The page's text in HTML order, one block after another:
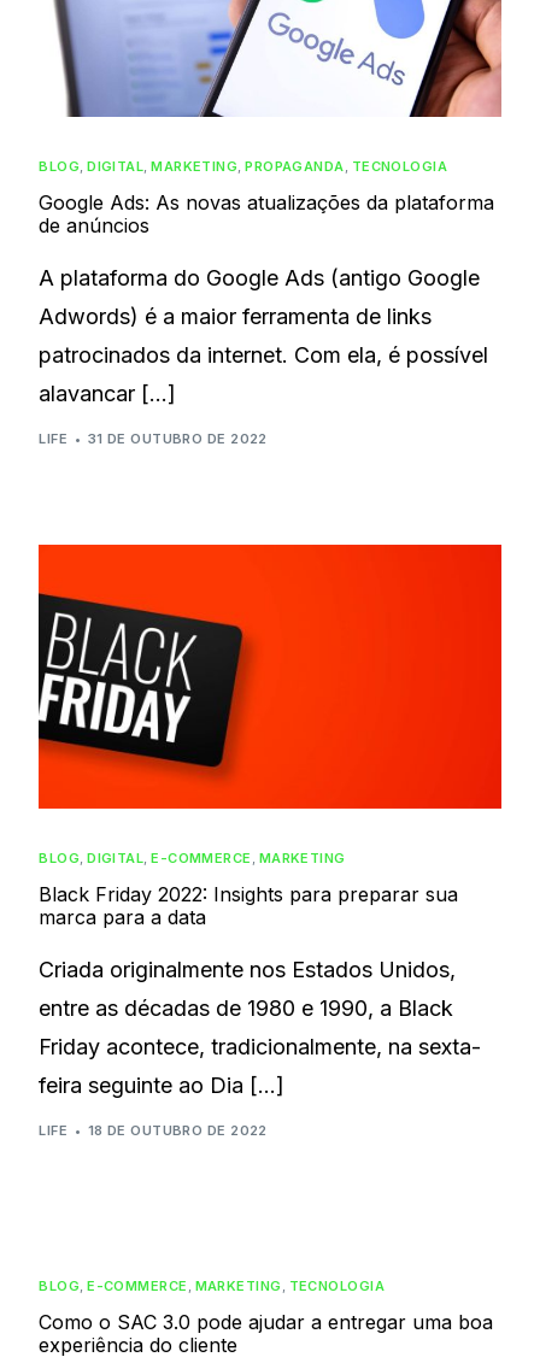
BLOG,DIGITAL,MARKETING,PROPAGANDA, TECNOLOGIA
Google Ads: As novas atualizações da plataforma
de anúncios
A plataforma do Google Ads (antigo Google
Adwords) é a maior ferramenta de links
patrocinados da internet. Com ela, é possível
alavancar […]
LIFE 31 DE OUTUBRO DE 2022
BLOG ,DIGITAL ,E-COMMERCE MARKETING
Black Friday 2022: Insights para preparar sua
marca para a data
Criada originalmente nos Estados Unidos,
entre as décadas de 1980 e 1990, a Black
Friday acontece, tradicionalmente, na sexta-
feira seguinte ao Dia […]
LIFE 18 DE OUTUBRO DE 2022
BLOG,E-COMMERCE , MARKETING , TECNOLOGIA
Como o SAC 3.0 pode ajudar a entregar uma boa
experiência do cliente